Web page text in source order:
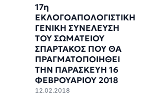
17η
ΕΚΛΟΓΟΑΠΟΛΟΓΙΣΤΙΚΗ
ΓΕΝΙΚΗ ΣΥΝΕΛΕΥΣΗ
ΤΟΥ ΣΩΜΑΤΕΙΟΥ
ΣΠΑΡΤΑΚΟΣ ΠΟΥ ΘΑ
ΠΡΑΓΜΑΤΟΠΟΙΗΘΕΙ
ΤΗΝ ΠΑΡΑΣΚΕΥΗ 16
ΦΕΒΡΟΥΑΡΙΟΥ 2018
12.02.2018